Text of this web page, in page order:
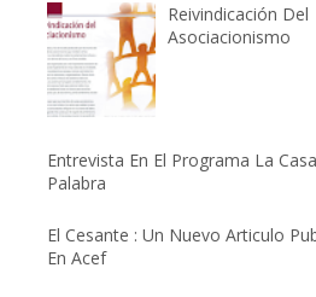
Reivindicación Del
Asociacionismo
Entrevista En El Programa La
Palabra
El Cesante : Un Nuevo Articulo
En Acef